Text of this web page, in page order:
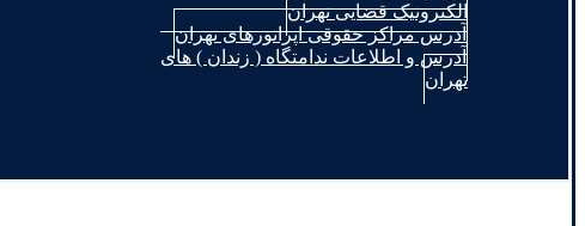
الکترونیک قضایی تهران
آدرس مراکز حقوقی اپراتورهای تهران
آدرس و اطلاعات ندامتگاه ( زندان ) های
تهران